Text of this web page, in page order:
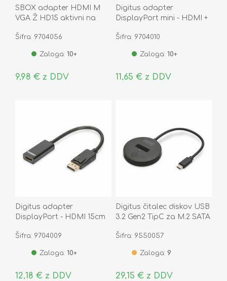
SBOX adapter HDMI M
VGA Ž HD15 aktivni na
Šifra: 9704056
Zaloga: 10+
9,98 € z DDV
Digitus adapter
DisplayPort mini - HDMI +
Šifra: 9704010
Zaloga: 10+
11,65 € z DDV
Digitus adapter
DisplayPort - HDMI 15cm
Šifra: 9704009
Zaloga: 10+
12,18 € z DDV
Digitus čitalec diskov USB
3.2 Gen2 TipC za M.2 SATA
Šifra: 9550057
Zaloga: 9
29,15 € z DDV